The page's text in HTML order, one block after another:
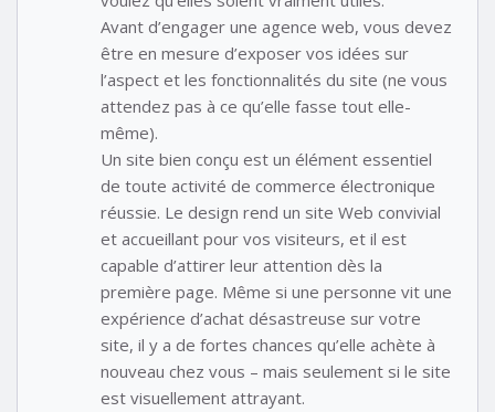
Avant d’engager une agence web, vous devez
être en mesure d’exposer vos idées sur
l’aspect et les fonctionnalités du site (ne vous
attendez pas à ce qu’elle fasse tout elle-
même).
Un site bien conçu est un élément essentiel
de toute activité de commerce électronique
réussie. Le design rend un site Web convivial
et accueillant pour vos visiteurs, et il est
capable d’attirer leur attention dès la
première page. Même si une personne vit une
expérience d’achat désastreuse sur votre
site, il y a de fortes chances qu’elle achète à
nouveau chez vous – mais seulement si le site
est visuellement attrayant.